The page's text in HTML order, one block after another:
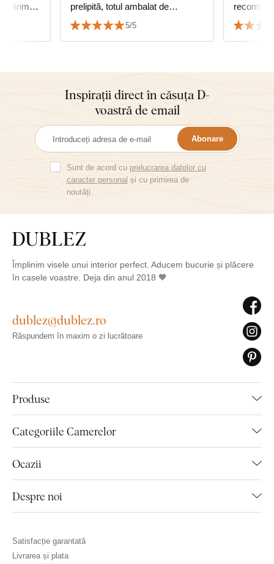
mărime
prelipită, totul ambalat de
calitate...
5/5
Inspirații direct în căsuța D-
voastră de email
Abonare
Sunt de acord cu prelucrarea datelor cu
caracter personal și cu primirea de
noutăți.
Împlinim visele unui interior perfect. Aducem bucurie și plăcere
în casele voastre. Deja din anul 2018 🧡
Produse
Categoriile Camerelor
Ocazii
Despre noi
dublez@dublez.ro
Răspundem în maxim o zi lucrătoare
Satisfacție garantată
Livrarea și plata